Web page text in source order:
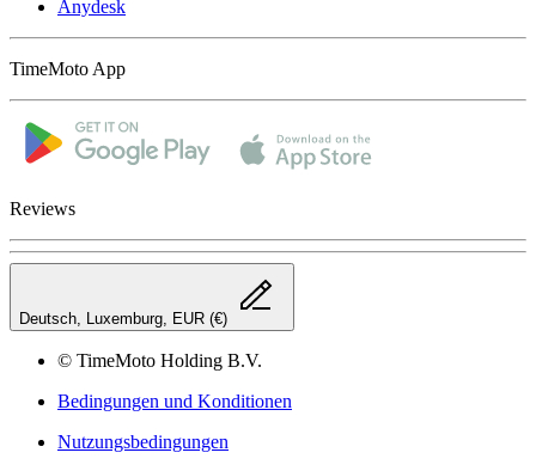
Anydesk
TimeMoto App
Reviews
Deutsch, Luxemburg, EUR (€)
© TimeMoto Holding B.V.
Bedingungen und Konditionen
Nutzungsbedingungen